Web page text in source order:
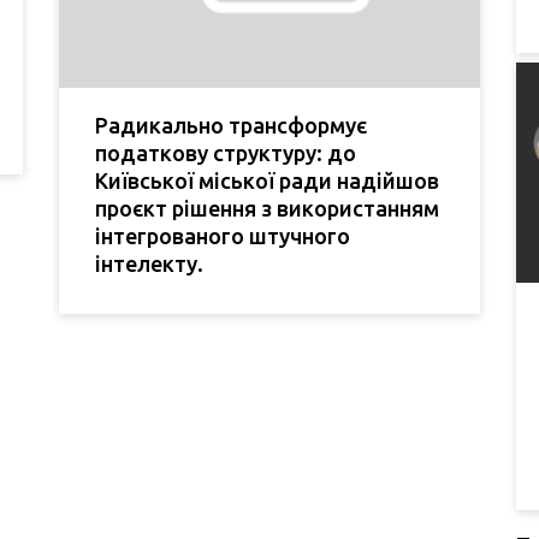
Радикально трансформує
податкову структуру: до
Київської міської ради надійшов
проєкт рішення з використанням
інтегрованого штучного
інтелекту.